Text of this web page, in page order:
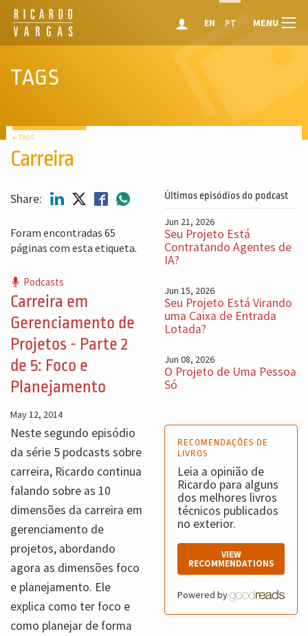
EN PT MENU
TAGS
← TAGS
Carreira
Share:
Foram encontradas 65
páginas com esta etiqueta.
Podcasts
Carreira em
Gerenciamento de
Projetos - Parte 2
de 5: Foco e
Planejamento
May 12, 2014
Neste segundo episódio
da série 5 podcasts sobre
carreira, Ricardo continua
falando sobre as 10
dimensões da carreira em
gerenciamento de
projetos, abordando
agora as dimensões foco
e planejamento. Ele
explica como ter foco e
como planejar de forma
Últimos episódios do podcast
Jun 21, 2026
Seu Projeto Está
Contratando Agentes de
IA?
Jun 15, 2026
Seu Projeto Está Virando
uma Caixa de Entrada
Lotada?
Jun 08, 2026
O Projeto de Uma Pessoa
Só
RECOMENDAÇÕES DE
LIVROS
Leia a opinião de
Ricardo para alguns
dos melhores livros
técnicos publicados
no exterior.
VIEW
RECOMMENDATIONS
Powered by